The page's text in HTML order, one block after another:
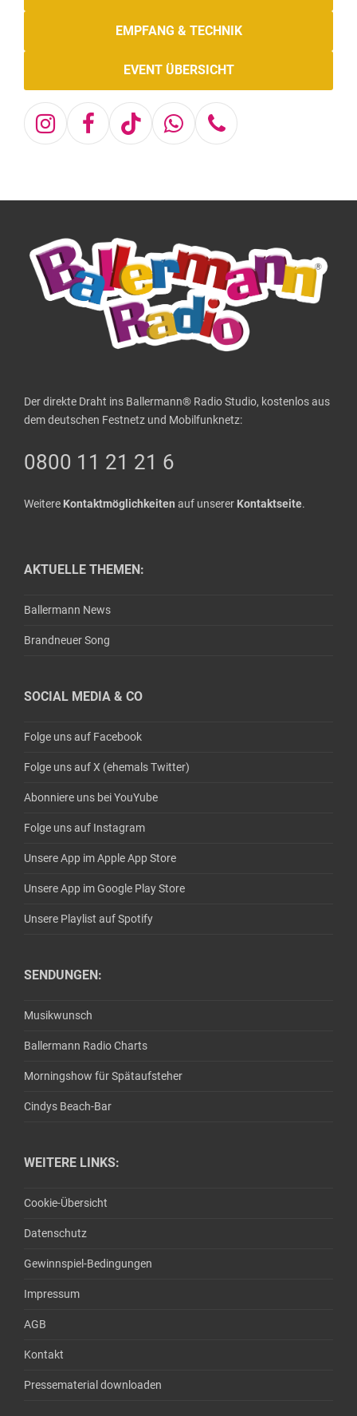
EMPFANG & TECHNIK
EVENT ÜBERSICHT
Instagram
Facebook
TiktokWhatsapp
Telefon
Der direkte Draht ins Ballermann® Radio Studio, kostenlos aus
dem deutschen Festnetz und Mobilfunknetz:
0800 11 21 21 6
Weitere Kontaktmöglichkeiten auf unserer Kontaktseite.
AKTUELLE THEMEN:
Ballermann News
Brandneuer Song
SOCIAL MEDIA & CO
Folge uns auf Facebook
Folge uns auf X (ehemals Twitter)
Abonniere uns bei YouYube
Folge uns auf Instagram
Unsere App im Apple App Store
Unsere App im Google Play Store
Unsere Playlist auf Spotify
SENDUNGEN:
Musikwunsch
Ballermann Radio Charts
Morningshow für Spätaufsteher
Cindys Beach-Bar
WEITERE LINKS:
Cookie-Übersicht
Datenschutz
Gewinnspiel-Bedingungen
Impressum
AGB
Kontakt
Pressematerial downloaden